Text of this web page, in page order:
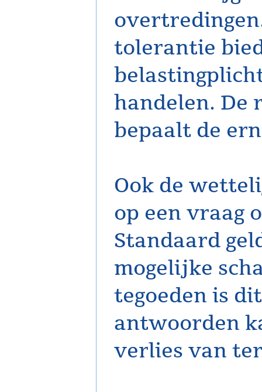
tolerantie
handelen.
bepaalt de
Ook de
op een vraag
Standaard
mogelijke
tegoeden is
antwoorden
verlies van